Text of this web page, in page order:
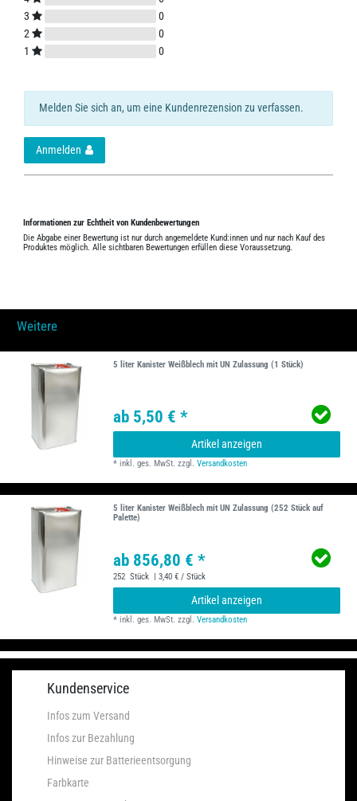
3
0
2
0
1
0
Melden Sie sich an, um eine Kundenrezension zu verfassen.
Anmelden
Informationen zur Echtheit von Kundenbewertungen
Die Abgabe einer Bewertung ist nur durch angemeldete Kund:innen und nur nach Kauf des
Produktes möglich. Alle sichtbaren Bewertungen erfüllen diese Voraussetzung.
Weitere
5 liter Kanister Weißblech mit UN Zulassung (1 Stück)
ab 5,50 € *
Artikel anzeigen
*inkl. ges. MwSt. zzgl.Versandkosten
5 liter Kanister Weißblech mit UN Zulassung (252 Stück auf
Palette)
ab 856,80 € *
252 Stück | 3,40 € / Stück
Artikel anzeigen
*inkl. ges. MwSt. zzgl.Versandkosten
Kundenservice
Infos zum Versand
Infos zur Bezahlung
Hinweise zur Batterieentsorgung
Farbkarte